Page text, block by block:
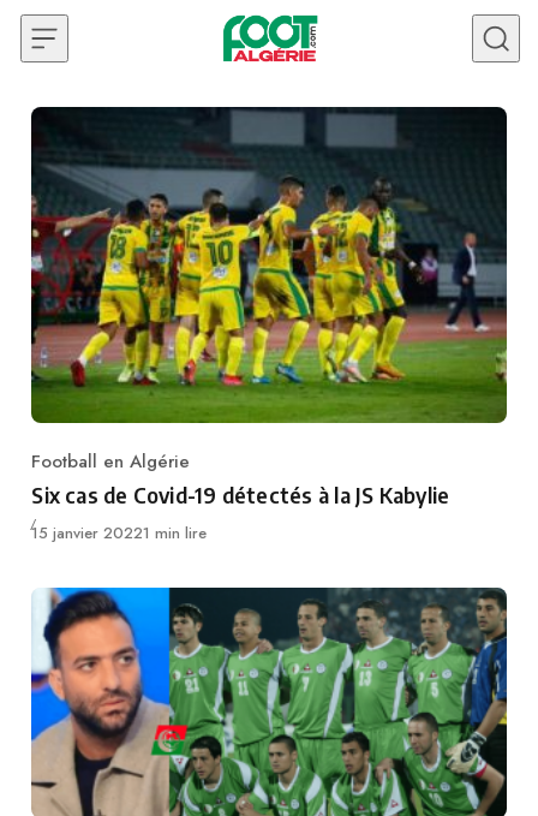
Skip to content
Category
Football en Algérie
Six cas de Covid-19 détectés à la JS Kabylie
Publié
15 janvier 20221 min lire